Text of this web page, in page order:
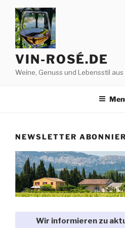
Inhalt
springen
VIN-ROSÉ.DE
Weine, Genuss und Lebensstil
NEWSLETTER
Wir informieren zu